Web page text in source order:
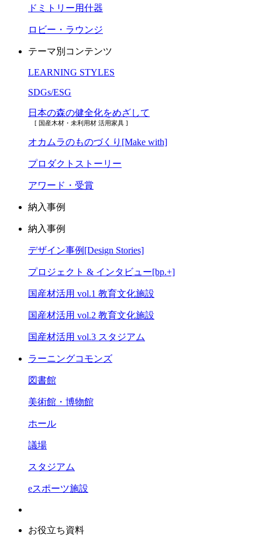
ドミトリー用什器
ロビー・ラウンジ
テーマ別コンテンツ
LEARNING STYLES
SDGs/ESG
日本の森の健全化をめざして
[ 国産木材・未利用材 活用家具 ]
オカムラのものづくり[Make with]
プロダクトストーリー
アワード・受賞
納入事例
納入事例
デザイン事例[Design Stories]
プロジェクト & インタビュー[bp.+]
国産材活用 vol.1 教育文化施設
国産材活用 vol.2 教育文化施設
国産材活用 vol.3 スタジアム
ラーニングコモンズ
図書館
美術館・博物館
ホール
議場
スタジアム
eスポーツ施設
お役立ち資料